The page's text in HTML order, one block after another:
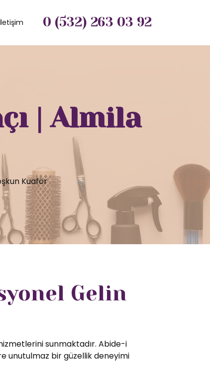
0 (532) 263 03 92
İletişim
| Almila
Kuaför
Gelin
sunmaktadır. Abide-i
unutulmaz bir güzellik deneyimi